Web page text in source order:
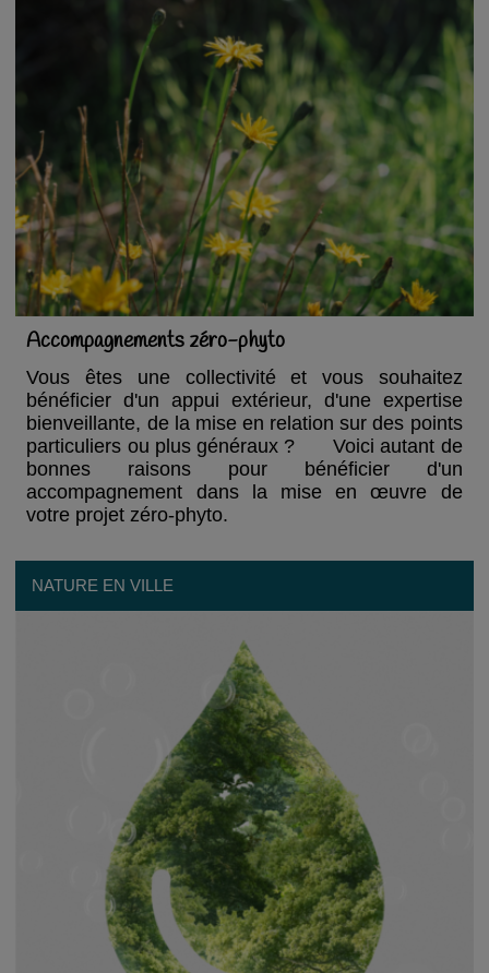
Accompagnements zéro-phyto
Vous êtes une collectivité et vous souhaitez
bénéficier d'un appui extérieur, d'une expertise
bienveillante, de la mise en relation sur des points
particuliers ou plus généraux ?
Voici autant de
bonnes raisons pour bénéficier d'un
accompagnement dans la mise en œuvre de
votre projet zéro-phyto.
NATURE EN VILLE